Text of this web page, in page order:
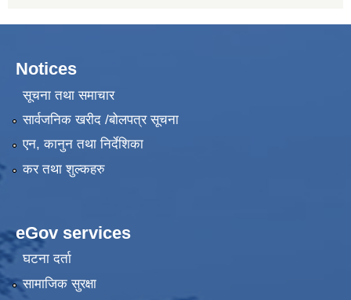
Notices
सूचना तथा समाचार
सार्वजनिक खरीद /बोलपत्र सूचना
एन, कानुन तथा निर्देशिका
कर तथा शुल्कहरु
eGov services
घटना दर्ता
सामाजिक सुरक्षा